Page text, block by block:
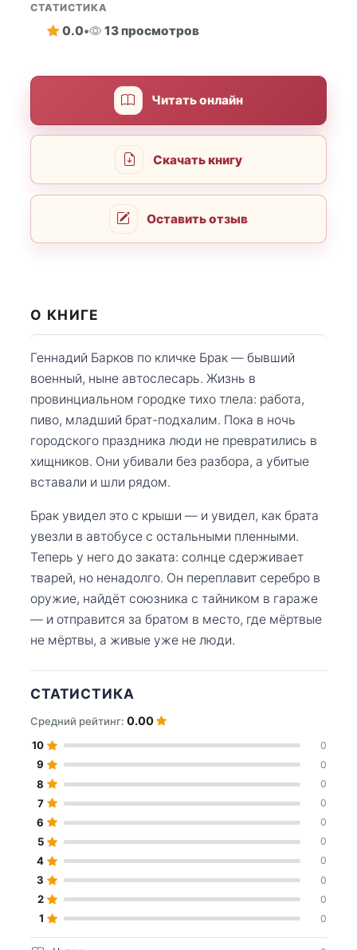
СТАТИСТИКА
0.0• 13 просмотров
Читать онлайн
Скачать книгу
Оставить отзыв
О КНИГЕ
Геннадий Барков по кличке Брак — бывший
военный, ныне автослесарь. Жизнь в
провинциальном городке тихо тлела: работа,
пиво, младший брат-подхалим. Пока в ночь
городского праздника люди не превратились в
хищников. Они убивали без разбора, а убитые
вставали и шли рядом.
Брак увидел это с крыши — и увидел, как брата
увезли в автобусе с остальными пленными.
Теперь у него до заката: солнце сдерживает
тварей, но ненадолго. Он переплавит серебро в
оружие, найдёт союзника с тайником в гараже
— и отправится за братом в место, где мёртвые
не мёртвы, а живые уже не люди.
СТАТИСТИКА
Средний рейтинг: 0.00
10 0
9 0
8 0
7 0
6 0
5 0
4 0
3 0
2 0
1 0